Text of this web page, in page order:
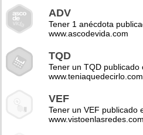
ADV
Tener 1 anécdota
www.ascodevida.com
TQD
Tener un TQD publicado
www.teniaquedecirlo.com
VEF
Tener un VEF publicado
www.vistoenlasredes.com